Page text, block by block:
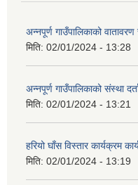
अन्नपूर्ण गाउँपालिकाको
मिति: 02/01/2024 - 13:28
अन्नपूर्ण गाउँपालिकाको संस्था
मिति: 02/01/2024 - 13:21
हरियो घाँस विस्तार कार्यक्रम
मिति: 02/01/2024 - 13:19